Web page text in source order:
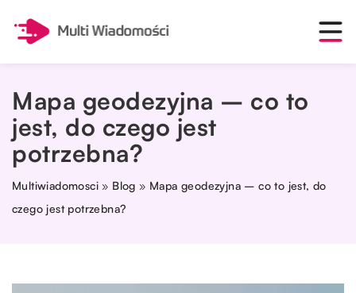
Mapa geodezyjna – co to
jest, do czego jest
potrzebna?
Multiwiadomosci » Blog » Mapa geodezyjna – co to jest, do
czego jest potrzebna?